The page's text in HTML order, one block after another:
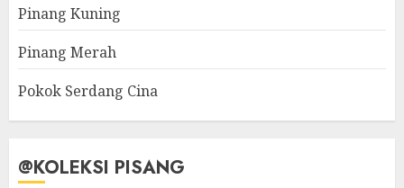
Pinang Kuning
Pinang Merah
Pokok Serdang Cina
@KOLEKSI PISANG